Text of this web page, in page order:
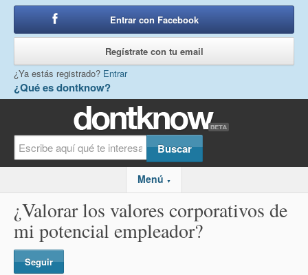
¿Qué es dontknow?
Entrar con Facebook
Regístrate con tu email
¿Ya estás registrado? Entrar
Menú ▼
¿Valorar los valores corporativos de
mi potencial empleador?
Seguir